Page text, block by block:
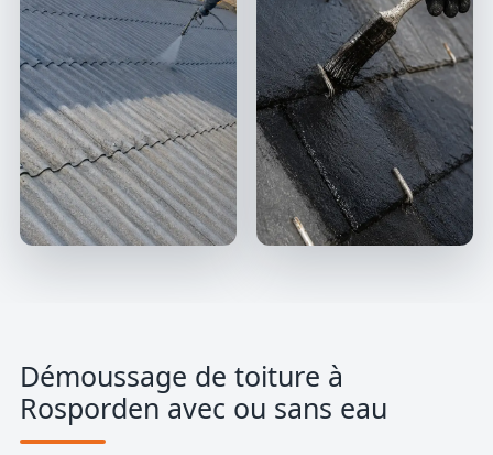
Démoussage de toiture à
Rosporden avec ou sans eau